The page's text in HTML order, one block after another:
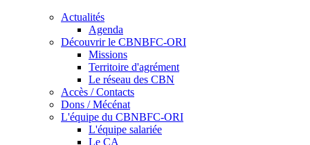
Actualités
Agenda
Découvrir le CBNBFC-ORI
Missions
Territoire d'agrément
Le réseau des CBN
Accès / Contacts
Dons / Mécénat
L'équipe du CBNBFC-ORI
L'équipe salariée
Le CA